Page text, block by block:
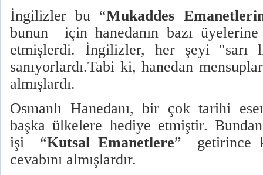
İngilizler bu “Mukaddes
bunun
için hanedanın bazı
etmişlerdi. İngilizler, her şeyi "sarı
sanıyorlardı.Tabi ki, hanedan
almışlardı.
Osmanlı Hanedanı, bir çok tarihi
başka ülkelere hediye etmiştir.
işi
“Kutsal Emanetlere”
getirince
cevabını almışlardır.